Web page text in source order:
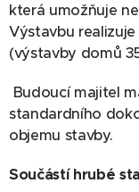
která umožňuje
Výstavbu realizuje
(výstavby domů
Budoucí majitel
standardního
objemu stavby.
Součástí hrubé